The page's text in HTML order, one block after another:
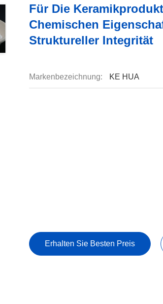
Für Die
Chemischen
Struktureller Integrität
Markenbezeichnung: KE HUA
Erhalten Sie Besten Preis